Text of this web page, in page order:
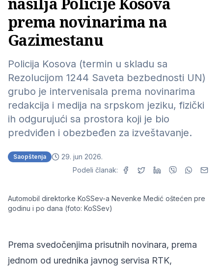
prema novinarima na
Gazimestanu
Policija Kosova (termin u skladu sa
Rezolucijom 1244 Saveta bezbednosti UN)
grubo je intervenisala prema novinarima
redakcija i medija na srpskom jeziku, fizički
ih odgurujući sa prostora koji je bio
predviđen i obezbeđen za izveštavanje.
Saopštenja
29. jun 2026.
Podeli članak:
Automobil direktorke KoSSev-a Nevenke Medić oštećen pre
godinu i po dana (foto: KoSSev)
Prema svedočenjima prisutnih novinara, prema
jednom od urednika javnog servisa RTK,